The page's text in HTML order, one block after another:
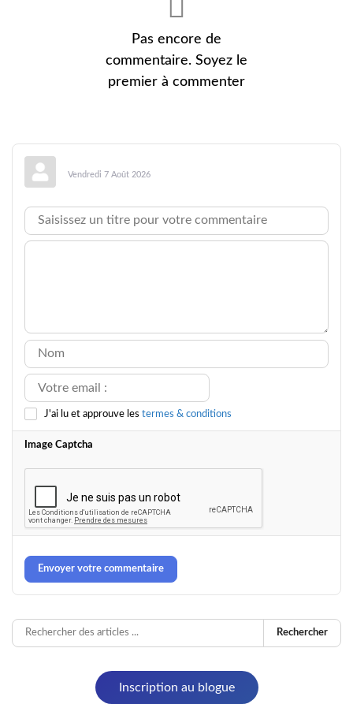
Pas encore de
commentaire. Soyez le
premier à commenter
Vendredi 7 Août 2026
J'ai lu et approuve les termes & conditions
Image Captcha
Envoyer votre commentaire
Rechercher
Inscription au blogue